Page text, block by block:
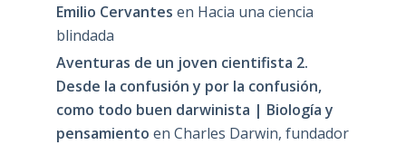
Emilio Cervantes en Hacia una ciencia
blindada
Aventuras de un joven cientifista 2.
Desde la confusión y por la confusión,
como todo buen darwinista | Biología y
pensamiento en Charles Darwin, fundador